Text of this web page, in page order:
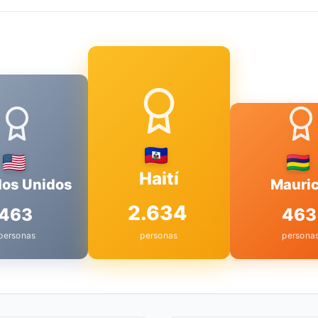
Unidos Haití
2.634
personas
463